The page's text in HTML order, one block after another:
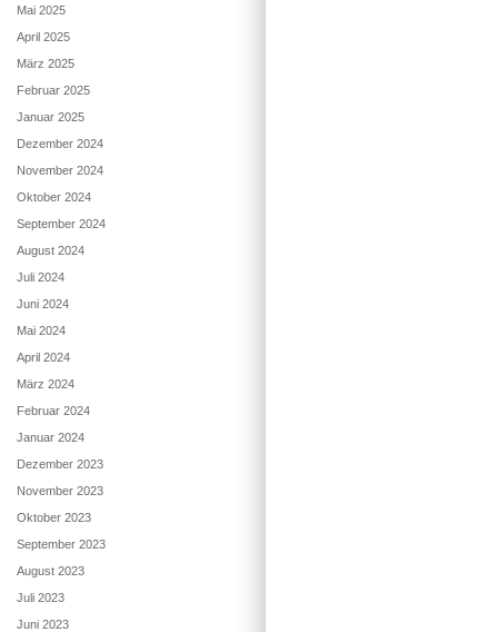
Mai 2025
April 2025
März 2025
Februar 2025
Januar 2025
Dezember 2024
November 2024
Oktober 2024
September 2024
August 2024
Juli 2024
Juni 2024
Mai 2024
April 2024
März 2024
Februar 2024
Januar 2024
Dezember 2023
November 2023
Oktober 2023
September 2023
August 2023
Juli 2023
Juni 2023